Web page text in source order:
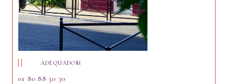
ADEQUADOM
01 80 88 50 30